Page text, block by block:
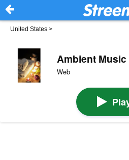
United States >
Ambient Music
Web